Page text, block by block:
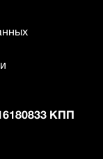
КПП